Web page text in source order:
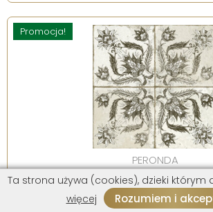
Promocja!
PERONDA
144,00 zł /m2
Ta strona używa (cookies), dzieki którym
więcej
Rozumiem i